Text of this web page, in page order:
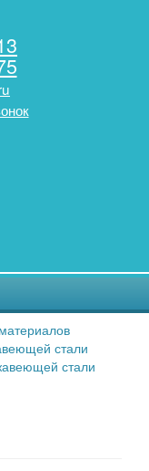
стали
стали